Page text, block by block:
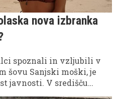
nova izbranka
spoznali in vzljubili v
šovu Sanjski moški, je
javnosti. V središču